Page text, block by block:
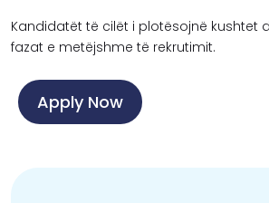
Kandidatët të cilët i plotësojnë kushtet
fazat e metëjshme të rekrutimit.
Apply Now